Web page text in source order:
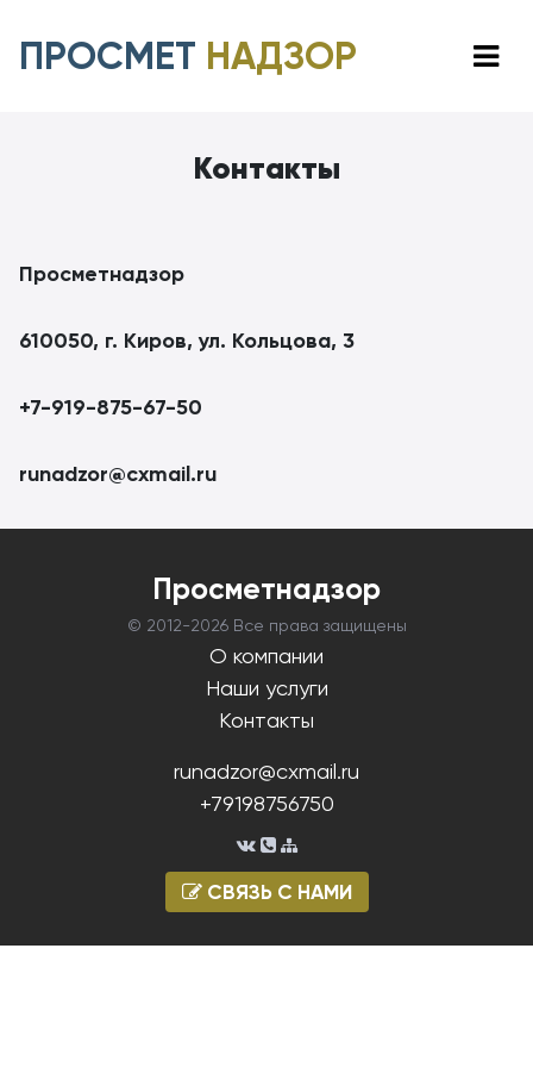
ПРОСМЕТ НАДЗОР
Контакты
Просметнадзор
610050, г. Киров, ул. Кольцова, 3
+7-919-875-67-50
runadzor@cxmail.ru
Просметнадзор
© 2012-2026 Все права защищены
О компании
Наши услуги
Контакты
runadzor@cxmail.ru
+79198756750
СВЯЗЬ С НАМИ